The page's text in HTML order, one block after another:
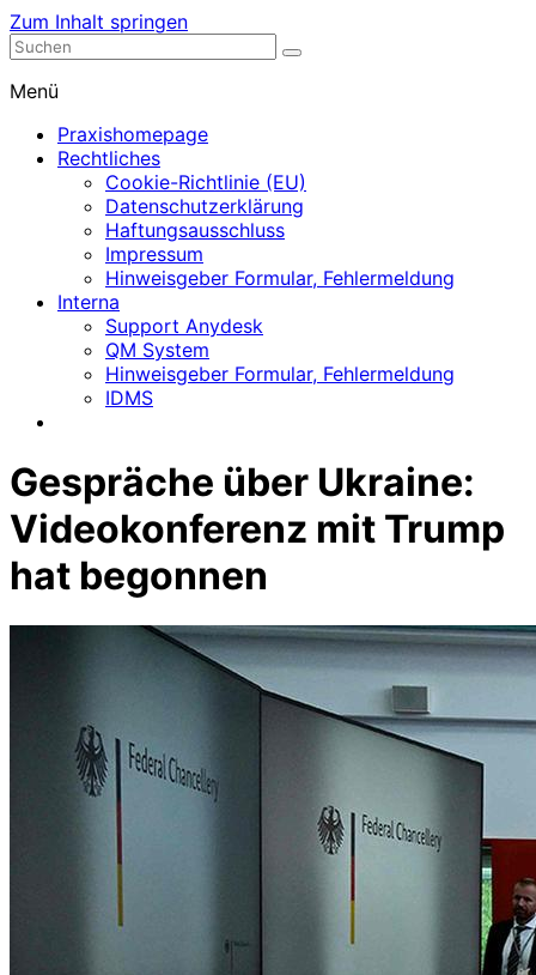
Zum Inhalt springen
Nephrologische Praxis mit Dialyse
Menü
Praxishomepage
Rechtliches
Cookie-Richtlinie (EU)
Datenschutzerklärung
Haftungsausschluss
Impressum
Hinweisgeber Formular, Fehlermeldung
Interna
Support Anydesk
QM System
Hinweisgeber Formular, Fehlermeldung
IDMS
Gespräche über Ukraine:
Videokonferenz mit Trump
hat begonnen